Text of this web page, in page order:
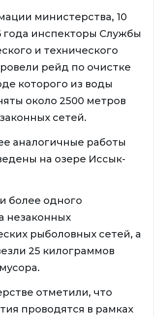
министерства, 10
года инспекторы Службы
и технического
рейд по очистке
которого из воды
около 2500 метров
сетей.
аналогичные работы
на озере Иссык-
более одного
незаконных
рыболовных сетей, а
25 килограммов
отметили, что
проводятся в рамках